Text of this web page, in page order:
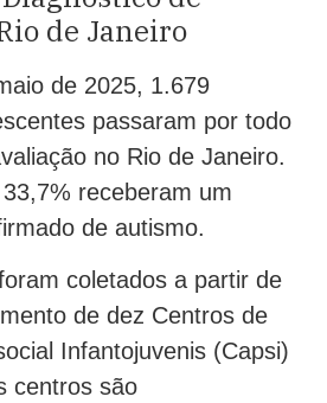
de Janeiro
de 2025, 1.679
passaram por todo
no Rio de Janeiro.
receberam um
de autismo.
coletados a partir de
de dez Centros de
Infantojuvenis (Capsi)
centros são